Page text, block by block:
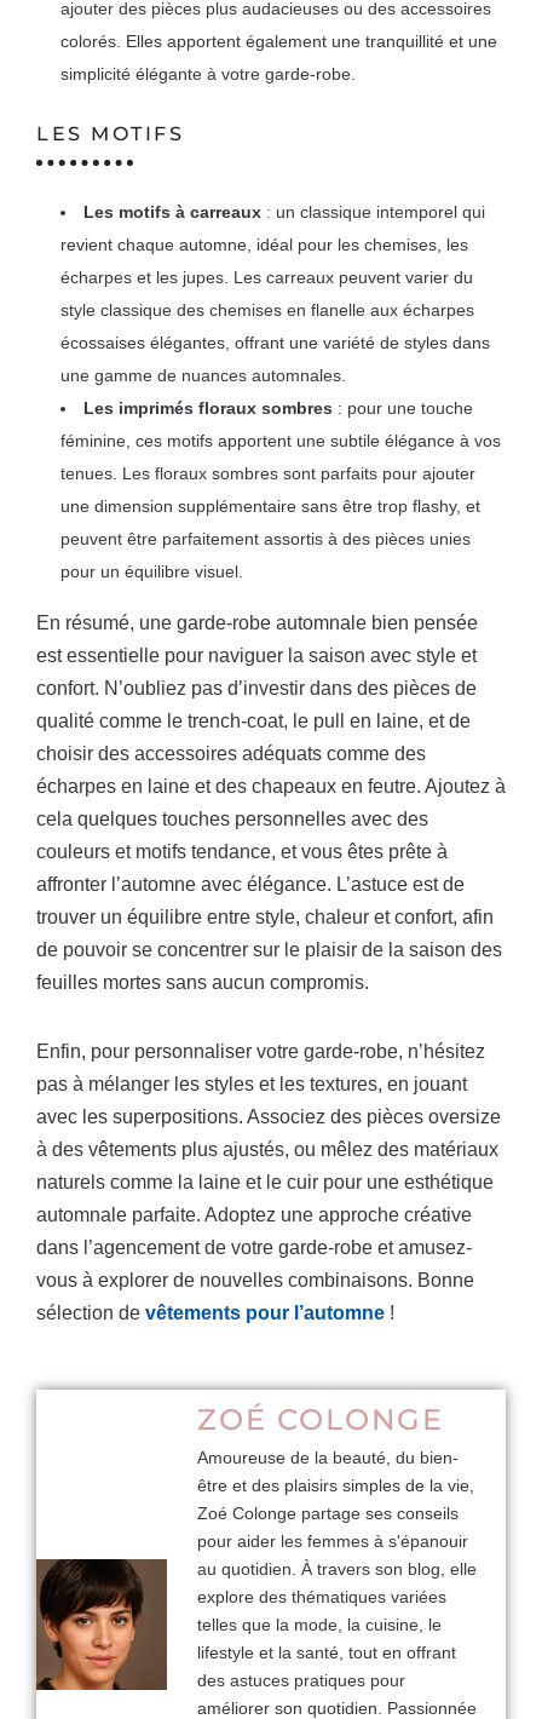
ajouter des pièces plus audacieuses ou des accessoires
colorés. Elles apportent également une tranquillité et une
simplicité élégante à votre garde-robe.
LES MOTIFS
Les motifs à carreaux : un classique intemporel qui
revient chaque automne, idéal pour les chemises, les
écharpes et les jupes. Les carreaux peuvent varier du
style classique des chemises en flanelle aux écharpes
écossaises élégantes, offrant une variété de styles dans
une gamme de nuances automnales.
Les imprimés floraux sombres : pour une touche
féminine, ces motifs apportent une subtile élégance à vos
tenues. Les floraux sombres sont parfaits pour ajouter
une dimension supplémentaire sans être trop flashy, et
peuvent être parfaitement assortis à des pièces unies
pour un équilibre visuel.
En résumé, une garde-robe automnale bien pensée
est essentielle pour naviguer la saison avec style et
confort. N’oubliez pas d’investir dans des pièces de
qualité comme le trench-coat, le pull en laine, et de
choisir des accessoires adéquats comme des
écharpes en laine et des chapeaux en feutre. Ajoutez à
cela quelques touches personnelles avec des
couleurs et motifs tendance, et vous êtes prête à
affronter l’automne avec élégance. L’astuce est de
trouver un équilibre entre style, chaleur et confort, afin
de pouvoir se concentrer sur le plaisir de la saison des
feuilles mortes sans aucun compromis.
Enfin, pour personnaliser votre garde-robe, n’hésitez
pas à mélanger les styles et les textures, en jouant
avec les superpositions. Associez des pièces oversize
à des vêtements plus ajustés, ou mêlez des matériaux
naturels comme la laine et le cuir pour une esthétique
automnale parfaite. Adoptez une approche créative
dans l’agencement de votre garde-robe et amusez-
vous à explorer de nouvelles combinaisons. Bonne
sélection de vêtements pour l’automne !
ZOÉ COLONGE
Amoureuse de la beauté, du bien-
être et des plaisirs simples de la vie,
Zoé Colonge partage ses conseils
pour aider les femmes à s'épanouir
au quotidien. À travers son blog, elle
explore des thématiques variées
telles que la mode, la cuisine, le
lifestyle et la santé, tout en offrant
des astuces pratiques pour
améliorer son quotidien. Passionnée